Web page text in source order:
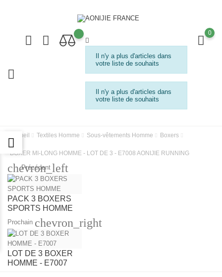
Il n'y a plus d'articles dans
votre liste de souhaits
Il n'y a plus d'articles dans
votre liste de souhaits
0
Accueil Textiles Homme Sous-vêtements Homme Boxers
BOXER MI-LONG HOMME - LOT DE 3 - E7008 AONIJIE RUNNING
chevron_left
Précédent
PACK 3 BOXERS
SPORTS HOMME
Prochain chevron_right
LOT DE 3 BOXER
HOMME - E7007